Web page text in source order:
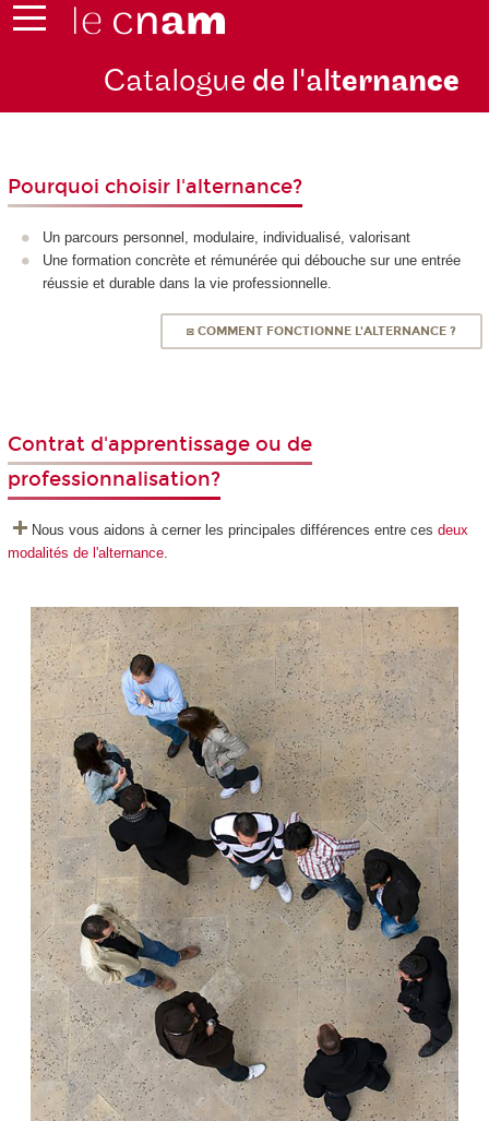
Catalogue de l'alternance
Pourquoi choisir l'alternance?
Un parcours personnel, modulaire, individualisé, valorisant
Une formation concrète et rémunérée qui débouche sur une entrée
réussie et durable dans la vie professionnelle.
◙ COMMENT FONCTIONNE L'ALTERNANCE ?
Contrat d'apprentissage ou de
professionnalisation?
Nous vous aidons à cerner les principales différences entre ces deux
modalités de l'alternance.